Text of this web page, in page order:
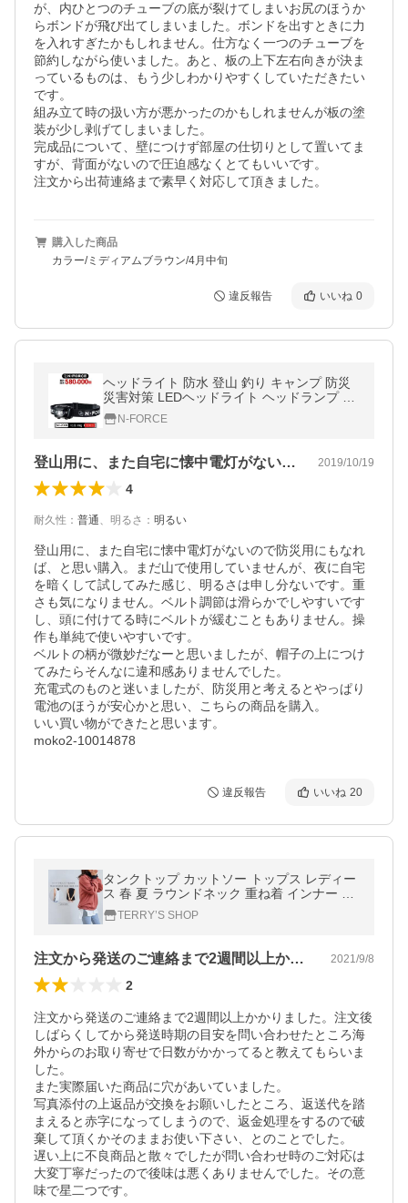
が、内ひとつのチューブの底が裂けてしまいお尻のほうか
らボンドが飛び出てしまいました。ボンドを出すときに力
を入れすぎたかもしれません。仕方なく一つのチューブを
節約しながら使いました。あと、板の上下左右向きが決ま
っているものは、もう少しわかりやすくしていただきたい
です。
組み立て時の扱い方が悪かったのかもしれませんが板の塗
装が少し剥げてしまいました。
完成品について、壁につけず部屋の仕切りとして置いてま
すが、背面がないので圧迫感なくとてもいいです。
注文から出荷連絡まで素早く対応して頂きました。
購入した商品
カラー/ミディアムブラウン/4月中旬
違反報告 いいね 0
ヘッドライト 防水 登山 釣り キャンプ 防災
災害対策 LEDヘッドライト ヘッドランプ 懐
中電灯 LEDヘッドライト 作業用ledヘッドラ
イト 超強力
N-FORCE
登山用に、また自宅に懐中電灯がないので… 2019/10/19
4
耐久性 ： 普通、 明るさ ： 明るい
登山用に、また自宅に懐中電灯がないので防災用にもなれ
ば、と思い購入。まだ山で使用していませんが、夜に自宅
を暗くして試してみた感じ、明るさは申し分ないです。重
さも気になりません。ベルト調節は滑らかでしやすいです
し、頭に付けてる時にベルトが緩むこともありません。操
作も単純で使いやすいです。
ベルトの柄が微妙だなーと思いましたが、帽子の上につけ
てみたらそんなに違和感ありませんでした。
充電式のものと迷いましたが、防災用と考えるとやっぱり
電池のほうが安心かと思い、こちらの商品を購入。
いい買い物ができたと思います。
moko2-10014878
違反報告 いいね 20
タンクトップ カットソー トップス レディー
ス 春 夏 ラウンドネック 重ね着 インナー レ
イヤード 丸首 体型カバー 無地 白 黒 送料無
料 【21feb050】
TERRY’S SHOP
注文から発送のご連絡まで2週間以上かか… 2021/9/8
2
注文から発送のご連絡まで2週間以上かかりました。注文後
しばらくしてから発送時期の目安を問い合わせたところ海
外からのお取り寄せで日数がかかってると教えてもらいま
した。
また実際届いた商品に穴があいていました。
写真添付の上返品が交換をお願いしたところ、返送代を踏
まえると赤字になってしまうので、返金処理をするので破
棄して頂くかそのままお使い下さい、とのことでした。
遅い上に不良商品と散々でしたが問い合わせ時のご対応は
大変丁寧だったので後味は悪くありませんでした。その意
味で星二つです。